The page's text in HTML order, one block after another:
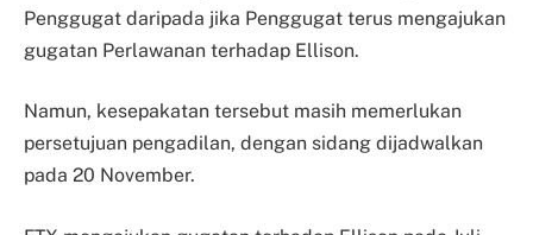
Penggugat daripada jika Penggugat terus mengajukan
gugatan Perlawanan terhadap Ellison.
Namun, kesepakatan tersebut masih memerlukan
persetujuan pengadilan, dengan sidang dijadwalkan
pada 20 November.